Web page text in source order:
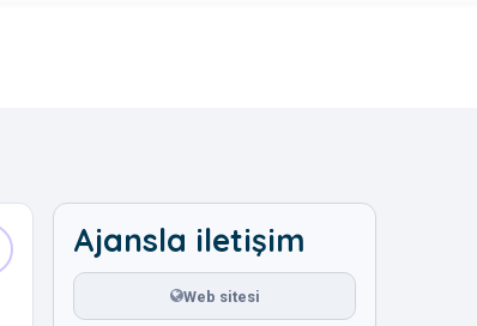
Ajansla iletişim
Web sitesi